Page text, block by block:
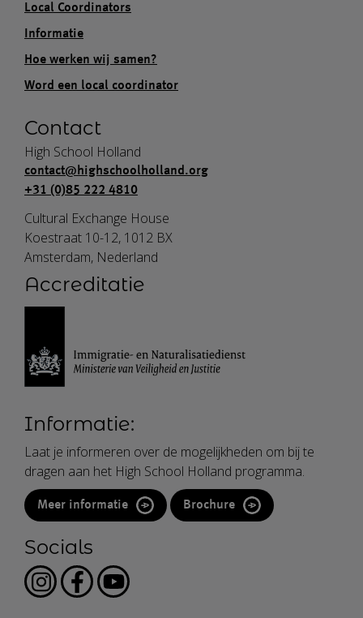
Local Coordinators
Informatie
Hoe werken wij samen?
Word een local coordinator
Contact
High School Holland
contact@highschoolholland.org
+31 (0)85 222 4810
Cultural Exchange House
Koestraat 10-12, 1012 BX
Amsterdam, Nederland
Accreditatie
Informatie:
Laat je informeren over de mogelijkheden om bij te
dragen aan het High School Holland programma.
Meer informatie Brochure
Socials